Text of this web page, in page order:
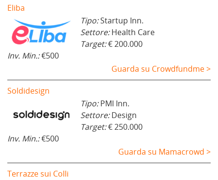
Eliba
Tipo:Startup Inn.
Settore:Health Care
Target:€ 200.000
Inv. Min.:€500
Guarda su Crowdfundme >
Soldidesign
Tipo:PMI Inn.
Settore:Design
Target:€ 250.000
Inv. Min.:€500
Guarda su Mamacrowd >
Terrazze sui Colli